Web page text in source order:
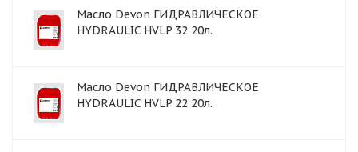
Масло Devon ГИДРАВЛИЧЕСКОЕ
HYDRAULIC HVLP 32 20л.
Масло Devon ГИДРАВЛИЧЕСКОЕ
HYDRAULIC HVLP 22 20л.